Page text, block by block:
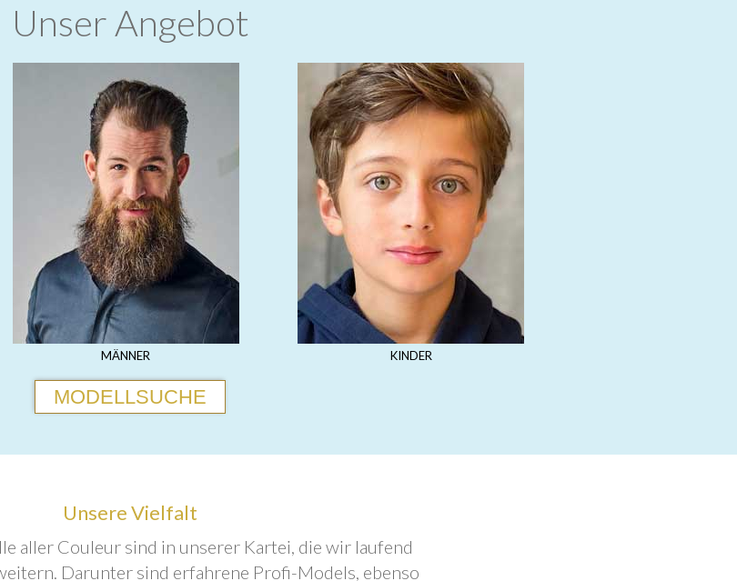
Unser Angebot
MÄNNER KINDER
MODELLSUCHE
Unsere Vielfalt
aller Couleur sind in unserer Kartei, die wir laufend
Darunter sind erfahrene Profi-Models, ebenso